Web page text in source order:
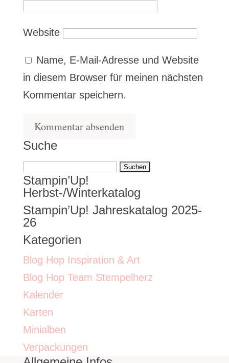
Website
Name, E-Mail-Adresse und Website
in diesem Browser für meinen nächsten
Kommentar speichern.
Suche
Suchen
nach:
Stampin’Up!
Herbst-/Winterkatalog
Stampin’Up! Jahreskatalog 2025-
26
Kategorien
Blog Hop Inspiration & Art
Blog Hop Team Stempelherz
Kalender
Karten
Minialben
Verpackungen